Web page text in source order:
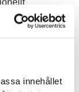
innehållet
säker